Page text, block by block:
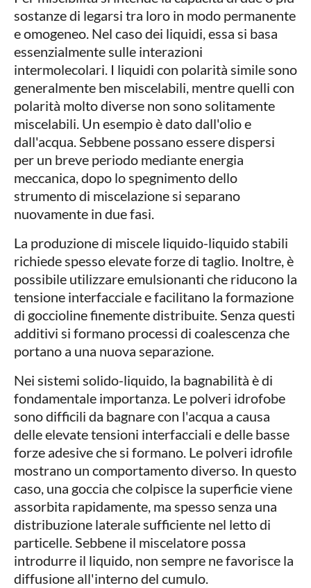
sostanze di legarsi tra loro in modo permanente
e omogeneo. Nel caso dei liquidi, essa si basa
essenzialmente sulle interazioni
intermolecolari. I liquidi con polarità simile sono
generalmente ben miscelabili, mentre quelli con
polarità molto diverse non sono solitamente
miscelabili. Un esempio è dato dall'olio e
dall'acqua. Sebbene possano essere dispersi
per un breve periodo mediante energia
meccanica, dopo lo spegnimento dello
strumento di miscelazione si separano
nuovamente in due fasi.
La produzione di miscele liquido-liquido stabili
richiede spesso elevate forze di taglio. Inoltre, è
possibile utilizzare emulsionanti che riducono la
tensione interfacciale e facilitano la formazione
di goccioline finemente distribuite. Senza questi
additivi si formano processi di coalescenza che
portano a una nuova separazione.
Nei sistemi solido-liquido, la bagnabilità è di
fondamentale importanza. Le polveri idrofobe
sono difficili da bagnare con l'acqua a causa
delle elevate tensioni interfacciali e delle basse
forze adesive che si formano. Le polveri idrofile
mostrano un comportamento diverso. In questo
caso, una goccia che colpisce la superficie viene
assorbita rapidamente, ma spesso senza una
distribuzione laterale sufficiente nel letto di
particelle. Sebbene il miscelatore possa
introdurre il liquido, non sempre ne favorisce la
diffusione all'interno del cumulo.